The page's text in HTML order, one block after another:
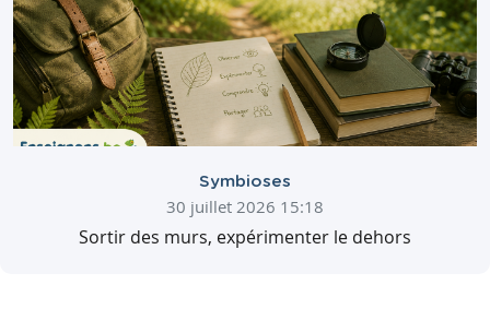
Symbioses
30 juillet 2026 15:18
Sortir des murs, expérimenter le dehors